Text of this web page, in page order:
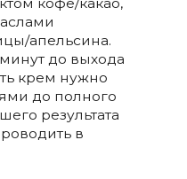
апельсина.
до выхода
крем нужно
до полного
результата
в